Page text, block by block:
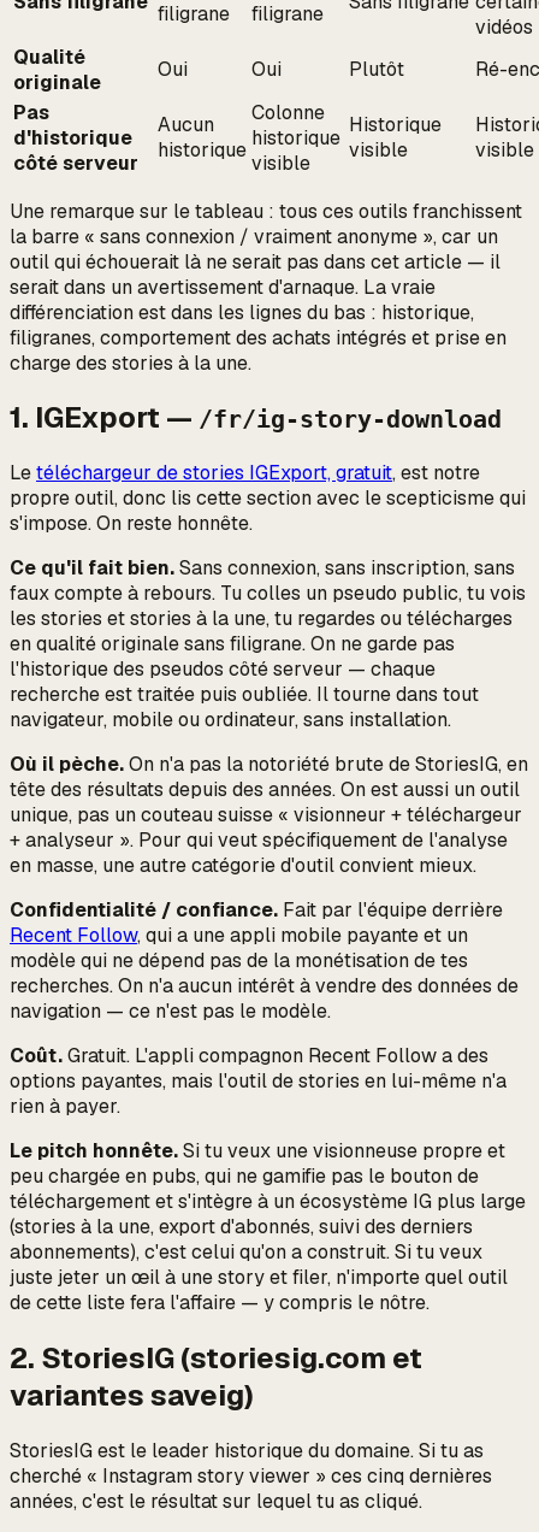
filigrane
filigrane
vidéos
Qualité
originale
Oui Oui Plutôt
Ré-
Pas
d'historique
côté serveur
Aucun
historique
Colonne
historique
visible
Historique
visible
visible
Une remarque sur le tableau : tous ces outils franchissent
la barre « sans connexion / vraiment anonyme », car un
outil qui échouerait là ne serait pas dans cet article — il
serait dans un avertissement d'arnaque. La vraie
différenciation est dans les lignes du bas : historique,
filigranes, comportement des achats intégrés et prise en
charge des stories à la une.
1. IGExport — /fr/ig-story-download
Letéléchargeur de stories IGExport, gratuit, est notre
propre outil, donc lis cette section avec le scepticisme qui
s'impose. On reste honnête.
Ce qu'il fait bien.Sans connexion, sans inscription, sans
faux compte à rebours. Tu colles un pseudo public, tu vois
les stories et stories à la une, tu regardes ou télécharges
en qualité originale sans filigrane. On ne garde pas
l'historique des pseudos côté serveur — chaque
recherche est traitée puis oubliée. Il tourne dans tout
navigateur, mobile ou ordinateur, sans installation.
Où il pèche.On n'a pas la notoriété brute de StoriesIG, en
tête des résultats depuis des années. On est aussi un outil
unique, pas un couteau suisse « visionneur + téléchargeur
+ analyseur ». Pour qui veut spécifiquement de l'analyse
en masse, une autre catégorie d'outil convient mieux.
Confidentialité / confiance. Fait par l'équipe derrière
Recent Follow, qui a une appli mobile payante et un
modèle qui ne dépend pas de la monétisation de tes
recherches. On n'a aucun intérêt à vendre des données de
navigation — ce n'est pas le modèle.
Coût.Gratuit. L'appli compagnon Recent Follow a des
options payantes, mais l'outil de stories en lui-même n'a
rien à payer.
Le pitch honnête.Si tu veux une visionneuse propre et
peu chargée en pubs, qui ne gamifie pas le bouton de
téléchargement et s'intègre à un écosystème IG plus large
(stories à la une, export d'abonnés, suivi des derniers
abonnements), c'est celui qu'on a construit. Si tu veux
juste jeter un œil à une story et filer, n'importe quel outil
de cette liste fera l'affaire — y compris le nôtre.
2. StoriesIG (storiesig.com et
variantes saveig)
StoriesIG est le leader historique du domaine. Si tu as
cherché « Instagram story viewer » ces cinq dernières
années, c'est le résultat sur lequel tu as cliqué.